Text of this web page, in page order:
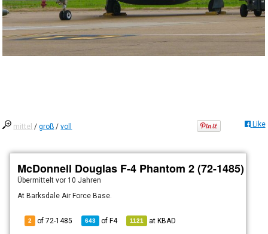
mittel /groß /voll Like
McDonnell Douglas F-4 Phantom 2 (72-1485)
Übermitteltvor 10 Jahren
At Barksdale Air Force Base.
2 of 72-1485 643 ofF4 1121 atKBAD